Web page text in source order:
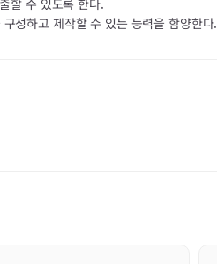
할 수 있도록 한다.
성하고 제작할 수 있는 능력을 함양한다.